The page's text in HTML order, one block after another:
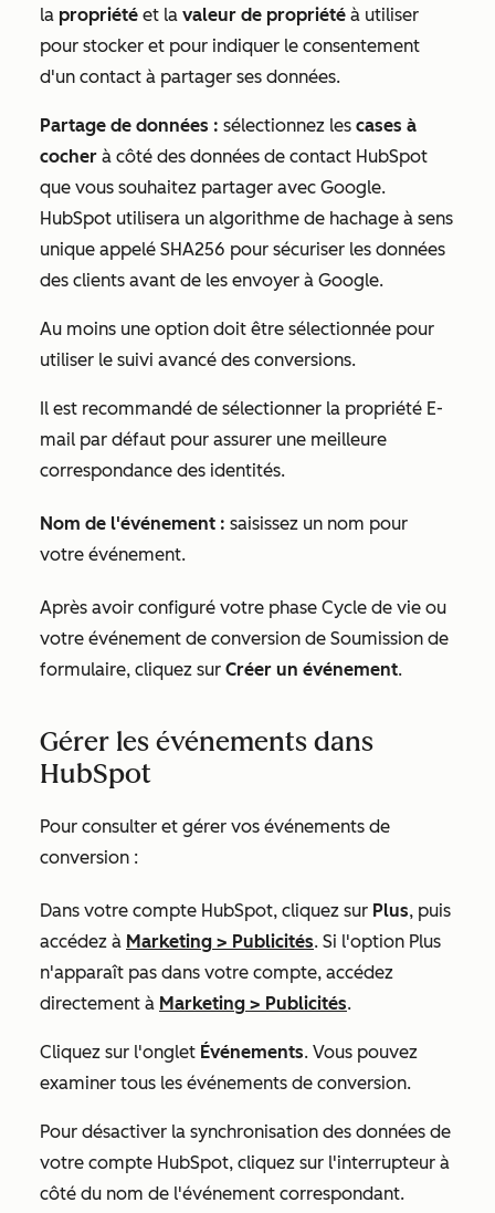
la propriété et la valeur de propriété à utiliser
pour stocker et pour indiquer le consentement
d'un contact à partager ses données.
Partage de données : sélectionnez les cases à
cocher à côté des données de contact HubSpot
que vous souhaitez partager avec Google.
HubSpot utilisera un algorithme de hachage à sens
unique appelé SHA256 pour sécuriser les données
des clients avant de les envoyer à Google.
Au moins une option doit être sélectionnée pour
utiliser le suivi avancé des conversions.
Il est recommandé de sélectionner la propriété E-
mail par défaut pour assurer une meilleure
correspondance des identités.
Nom de l'événement : saisissez un nom pour
votre événement.
Après avoir configuré votre phase Cycle de vie ou
votre événement de conversion de Soumission de
formulaire, cliquez sur Créer un événement.
Gérer les événements dans
HubSpot
Pour consulter et gérer vos événements de
conversion :
Dans votre compte HubSpot, cliquez sur Plus, puis
accédez à Marketing > Publicités. Si l'option Plus
n'apparaît pas dans votre compte, accédez
directement à Marketing > Publicités.
Cliquez sur l'onglet Événements. Vous pouvez
examiner tous les événements de conversion.
Pour désactiver la synchronisation des données de
votre compte HubSpot, cliquez sur l'interrupteur à
côté du nom de l'événement correspondant.